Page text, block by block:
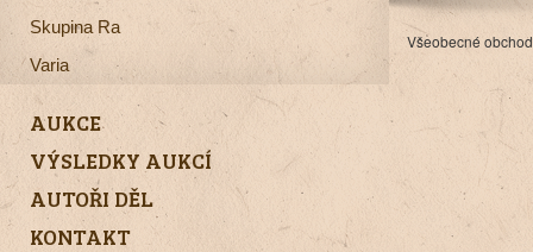
Skupina Ra
Varia
AUKCE
VÝSLEDKY AUKCÍ
AUTOŘI DĚL
KONTAKT
Všeobecné